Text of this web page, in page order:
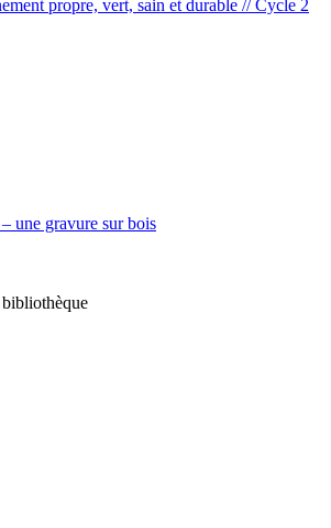
propre, vert, sain et durable // Cycle 2
une gravure sur bois
bibliothèque